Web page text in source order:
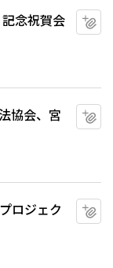
念祝賀会
協会、宮
ロジェク